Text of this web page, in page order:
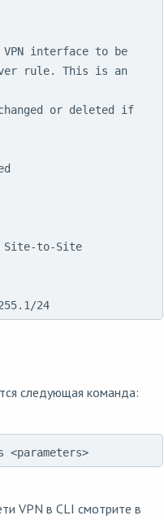
interface to be
rule. This is an
to-Site
следующая команда:
<parameters>
VPN в CLI смотрите в